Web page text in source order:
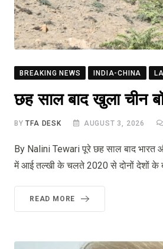
BREAKING NEWS INDIA-CHINA
छह साल बाद खुला चीन
BYTFA DESK AUGUST 3, 2026
By Nalini Tewari पूरे छह साल बाद भारत
में आई तल्खी के चलते 2020 से दोनों देशों के
READ MORE